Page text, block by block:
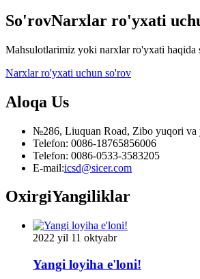
So'rovNarxlar ro'yxati
Mahsulotlarimiz yoki narxlar ro'yxati haqida
Narxlar ro'yxati uchun so'rov
Aloqa Us
№286, Liuquan Road, Zibo yuqori va
Telefon: 0086-18765856006
Telefon: 0086-0533-3583205
E-mail:icsd@sicer.com
OxirgiYangiliklar
2022 yil 11 oktyabr
Yangi loyiha e'loni!